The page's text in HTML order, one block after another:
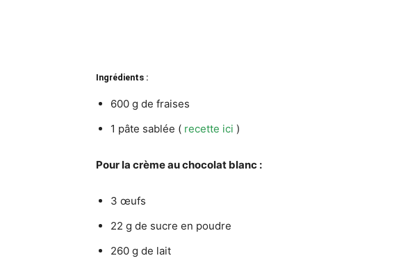
Ingrédients :
600 g de fraises
1 pâte sablée ( recette ici )
Pour la crème au chocolat blanc :
3 œufs
22 g de sucre en poudre
260 g de lait